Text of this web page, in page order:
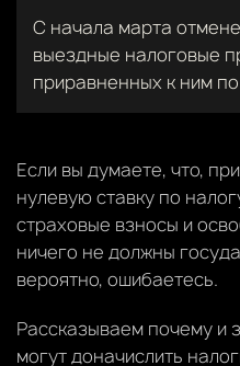
С начала марта
выездные налоговые
приравненных к ним
Если вы думаете, что,
нулевую ставку по
страховые взносы и
ничего не должны
вероятно, ошибаетесь.
Рассказываем почему и
могут доначислить